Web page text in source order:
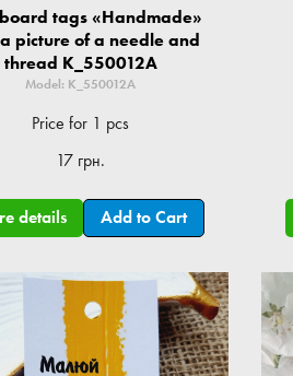
tags «Handmade»
picture of a needle and
thread K_550012A
Model: K_550012A
Price for 1 pcs
17 грн.
details Add to Cart